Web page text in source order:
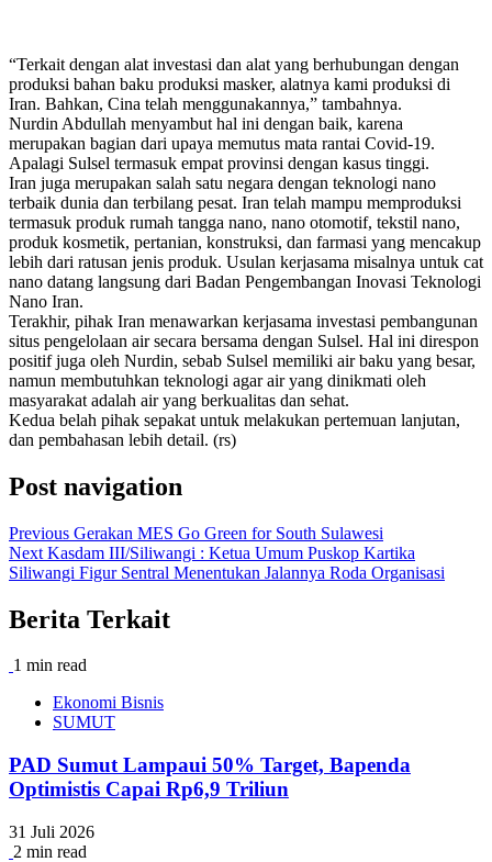
“Terkait dengan alat investasi dan alat yang berhubungan dengan
produksi bahan baku produksi masker, alatnya kami produksi di
Iran. Bahkan, Cina telah menggunakannya,” tambahnya.
Nurdin Abdullah menyambut hal ini dengan baik, karena
merupakan bagian dari upaya memutus mata rantai Covid-19.
Apalagi Sulsel termasuk empat provinsi dengan kasus tinggi.
Iran juga merupakan salah satu negara dengan teknologi nano
terbaik dunia dan terbilang pesat. Iran telah mampu memproduksi
termasuk produk rumah tangga nano, nano otomotif, tekstil nano,
produk kosmetik, pertanian, konstruksi, dan farmasi yang mencakup
lebih dari ratusan jenis produk. Usulan kerjasama misalnya untuk cat
nano datang langsung dari Badan Pengembangan Inovasi Teknologi
Nano Iran.
Terakhir, pihak Iran menawarkan kerjasama investasi pembangunan
situs pengelolaan air secara bersama dengan Sulsel. Hal ini direspon
positif juga oleh Nurdin, sebab Sulsel memiliki air baku yang besar,
namun membutuhkan teknologi agar air yang dinikmati oleh
masyarakat adalah air yang berkualitas dan sehat.
Kedua belah pihak sepakat untuk melakukan pertemuan lanjutan,
dan pembahasan lebih detail. (rs)
Post navigation
Previous Gerakan MES Go Green for South Sulawesi
Next Kasdam III/Siliwangi : Ketua Umum Puskop Kartika
Siliwangi Figur Sentral Menentukan Jalannya Roda Organisasi
Berita Terkait
1 min read
Ekonomi Bisnis
SUMUT
PAD Sumut Lampaui 50% Target, Bapenda
Optimistis Capai Rp6,9 Triliun
31 Juli 2026
2 min read